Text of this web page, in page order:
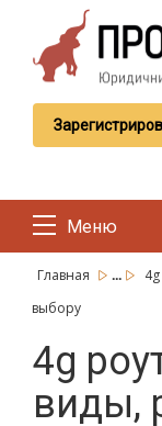
Меню
Главная ...
выбору
4g
виды,